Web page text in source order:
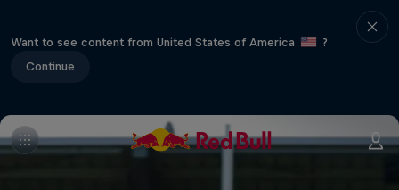
Want to see content from United States of America
?
Continue